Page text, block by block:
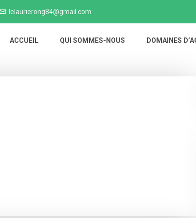
lelaurierong84@gmail.com
ACCUEIL QUI SOMMES-NOUS DOMAINES